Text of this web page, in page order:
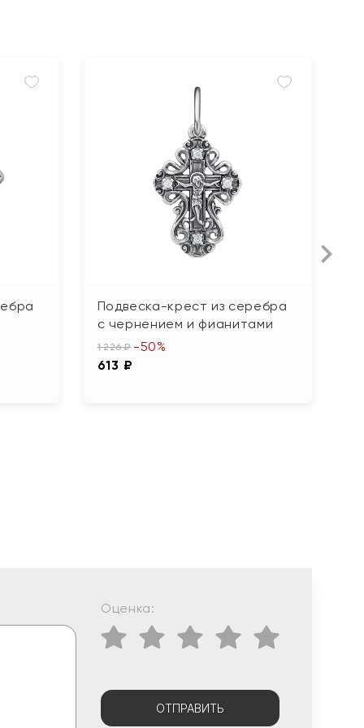
Подвеска-крест из серебра
с чернением и фианитами
1 226 ₽
613 ₽
-50%
Оценка:
ОТПРАВИТЬ